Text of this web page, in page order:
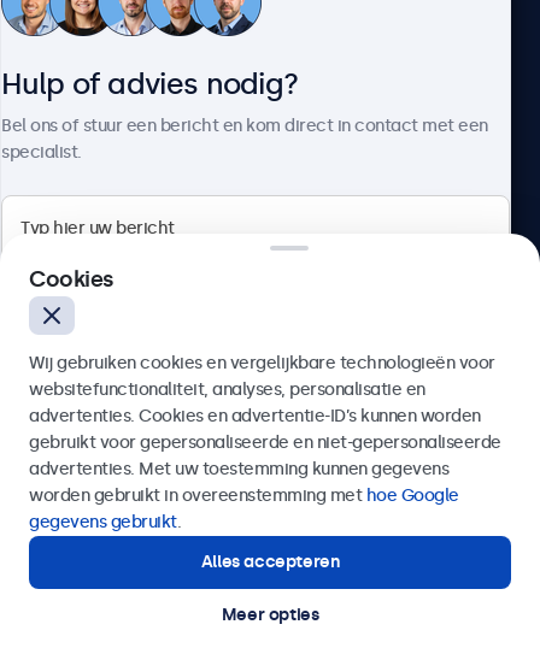
Samsung DeX
Aansluitingen
1x
1x
VGA
USB-C
1x ondersteunt video, audio en touch
USB-A
Via de meegeleverde USB-C naar USB-A adapter. Deze
activeert enkel de touch functionaliteit en dient
gecombineerd te worden met HDMI, DisplayPort of VGA
Klantenservice
4.8/5 door 5000+ bedrijven
Nederlands
© 2026 Beetronics
Hulp of advies nodig?
Bel ons of stuur een bericht en kom direct in contact met een
specialist.
Verzenden
Of bel ons op
Hulp of advies nodig?
Direct contact met een specialist.
Cookies
Wij gebruiken cookies en vergelijkbare technologieën voor
websitefunctionaliteit, analyses, personalisatie en
advertenties. Cookies en advertentie-ID’s kunnen worden
gebruikt voor gepersonaliseerde en niet-gepersonaliseerde
advertenties. Met uw toestemming kunnen gegevens
worden gebruikt in overeenstemming met hoe Google
gegevens gebruikt.
Alles accepteren
Meer opties